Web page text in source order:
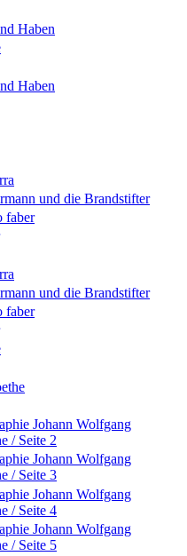
Haben
Haben
und die Brandstifter
faber
und die Brandstifter
faber
Johann Wolfgang
/ Seite 2
Johann Wolfgang
/ Seite 3
Johann Wolfgang
/ Seite 4
Johann Wolfgang
/ Seite 5